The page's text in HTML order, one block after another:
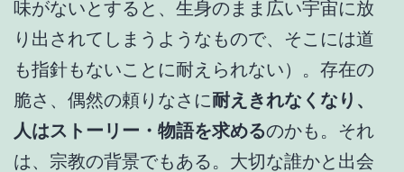
味がないとすると、生身のまま広い宇宙に放
り出されてしまうようなもので、そこには道
も指針もないことに耐えられない）。存在の
脆さ、偶然の頼りなさに耐えきれなくなり、
人はストーリー・物語を求めるのかも。それ
は、宗教の背景でもある。大切な誰かと出会